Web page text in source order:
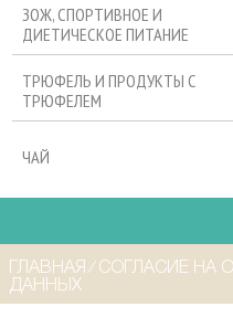
ЗОЖ, СПОРТИВНОЕ И
ДИЕТИЧЕСКОЕ ПИТАНИЕ
ТРЮФЕЛЬ И ПРОДУКТЫ С
ТРЮФЕЛЕМ
ЧАЙ
ГЛАВНАЯ ⁄ СОГЛАСИЕ НА
ДАННЫХ